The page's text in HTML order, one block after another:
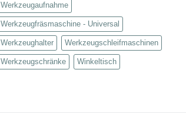
Werkzeugaufnahme
Werkzeugfräsmaschine - Universal
Werkzeughalter Werkzeugschleifmaschinen
Werkzeugschränke Winkeltisch